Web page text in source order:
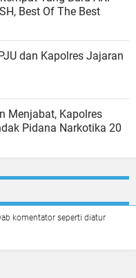
Best Of The Best
dan Kapolres Jajaran
Menjabat, Kapolres
Pidana Narkotika 20
komentator seperti diatur